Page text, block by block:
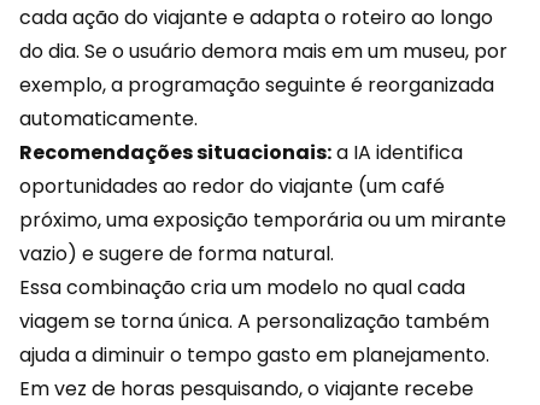
cada ação do viajante e adapta o roteiro ao longo
do dia. Se o usuário demora mais em um museu, por
exemplo, a programação seguinte é reorganizada
automaticamente.
Recomendações situacionais:a IA identifica
oportunidades ao redor do viajante (um café
próximo, uma exposição temporária ou um mirante
vazio) e sugere de forma natural.
Essa combinação cria um modelo no qual cada
viagem se torna única. A personalização também
ajuda a diminuir o tempo gasto em planejamento.
Em vez de horas pesquisando, o viajante recebe